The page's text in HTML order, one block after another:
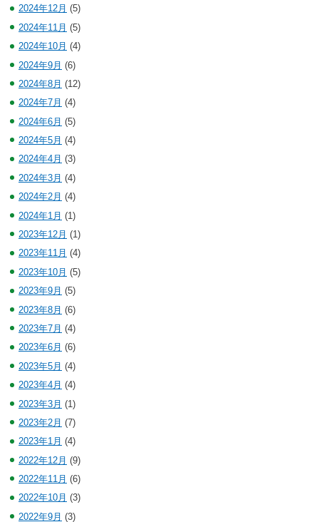
2024年12月 (5)
2024年11月 (5)
2024年10月 (4)
2024年9月 (6)
2024年8月 (12)
2024年7月 (4)
2024年6月 (5)
2024年5月 (4)
2024年4月 (3)
2024年3月 (4)
2024年2月 (4)
2024年1月 (1)
2023年12月 (1)
2023年11月 (4)
2023年10月 (5)
2023年9月 (5)
2023年8月 (6)
2023年7月 (4)
2023年6月 (6)
2023年5月 (4)
2023年4月 (4)
2023年3月 (1)
2023年2月 (7)
2023年1月 (4)
2022年12月 (9)
2022年11月 (6)
2022年10月 (3)
2022年9月 (3)